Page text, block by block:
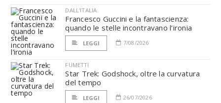
DALL'ITALIA
Francesco Guccini e la fantascienza:
quando le stelle incontravano l’ironia
LEGGI 7/08/2026
FUMETTI
Star Trek: Godshock, oltre la curvatura
del tempo
LEGGI 26/07/2026